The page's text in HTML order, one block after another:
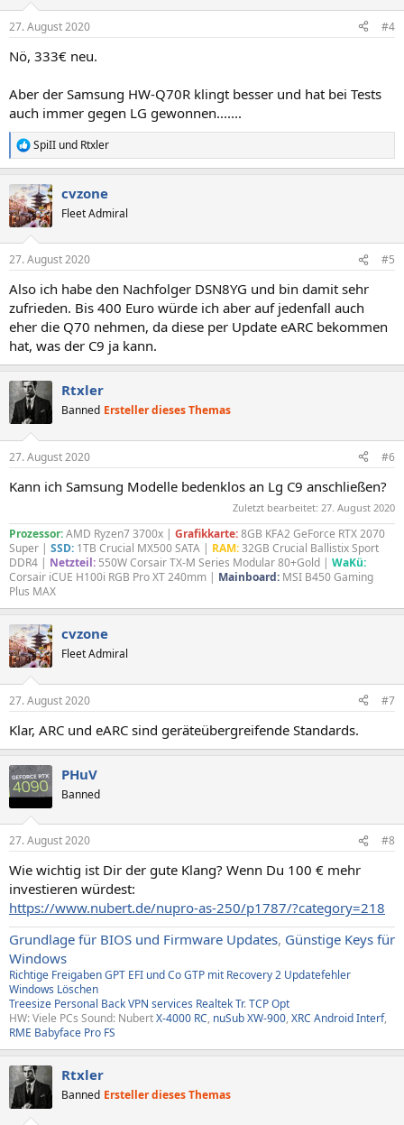
27. August 2020 #4
Nö, 333€ neu.
Aber der Samsung HW-Q70R klingt besser und hat bei Tests
auch immer gegen LG gewonnen.......
R
e
k
t
i
e
:
SpiII und Rtxler
cvzone
Fleet Admiral
27. August 2020 #5
Also ich habe den Nachfolger DSN8YG und bin damit sehr
zufrieden. Bis 400 Euro würde ich aber auf jedenfall auch
eher die Q70 nehmen, da diese per Update eARC bekommen
hat, was der C9 ja kann.
Rtxler
Banned Ersteller dieses Themas
27. August 2020 #6
Kann ich Samsung Modelle bedenklos an Lg C9 anschließen?
Zuletzt bearbeitet: 27. August 2020
Prozessor:AMD Ryzen7 3700x | Grafikkarte:8GB KFA2 GeForce RTX 2070
Super | SSD: 1TB Crucial MX500 SATA | RAM:32GB Crucial Ballistix Sport
DDR4 | Netzteil: 550W Corsair TX-M Series Modular 80+Gold | WaKü:
Corsair iCUE H100i RGB Pro XT 240mm | Mainboard: MSI B450 Gaming
Plus MAX
cvzone
Fleet Admiral
27. August 2020 #7
Klar, ARC und eARC sind geräteübergreifende Standards.
PHuV
Banned
27. August 2020 #8
Wie wichtig ist Dir der gute Klang? Wenn Du 100 € mehr
investieren würdest:
https://www.nubert.de/nupro-as-250/p1787/?category=218
Grundlage für BIOS und Firmware Updates, Günstige Keys für
Windows
Richtige FreigabenGPT EFI und CoGTP mit Recovery2 Updatefehler
Windows Löschen
Treesize Personal BackVPN services Realtek Tr.TCP Opt
HW: Viele PCs Sound: NubertX-4000 RC, nuSub XW-900, XRC Android Interf,
RME Babyface Pro FS
Rtxler
Banned Ersteller dieses Themas